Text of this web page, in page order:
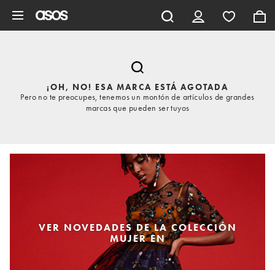
¡OH, NO! ESA MARCA ESTÁ AGOTADA
Pero no te preocupes, tenemos un montón de artículos de grandes
marcas que pueden ser tuyos
VER NOVEDADES DE LA COLECCIÓN
MUJER EN